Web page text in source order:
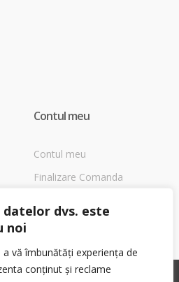
dvs. este
noi
vă îmbunătăți experiența de
conținut și reclame
Contul meu
Contul meu
Finalizare Comanda